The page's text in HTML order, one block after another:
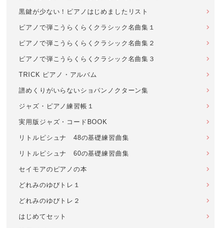
黒鍵が少ない！ピアノはじめましたリスト
ピアノで弾こうらくらくクラシック名曲集１
ピアノで弾こうらくらくクラシック名曲集２
ピアノで弾こうらくらくクラシック名曲集３
TRICK ピアノ・アルバム
譜めくりがいらないショパンノクターン集
ジャズ・ピアノ練習帳１
実用版ジャズ・コードBOOK
リトルピシュナ 48の基礎練習曲集
リトルピシュナ 60の基礎練習曲集
セイモアのピアノの本
どれみのゆびトレ１
どれみのゆびトレ２
はじめてセット